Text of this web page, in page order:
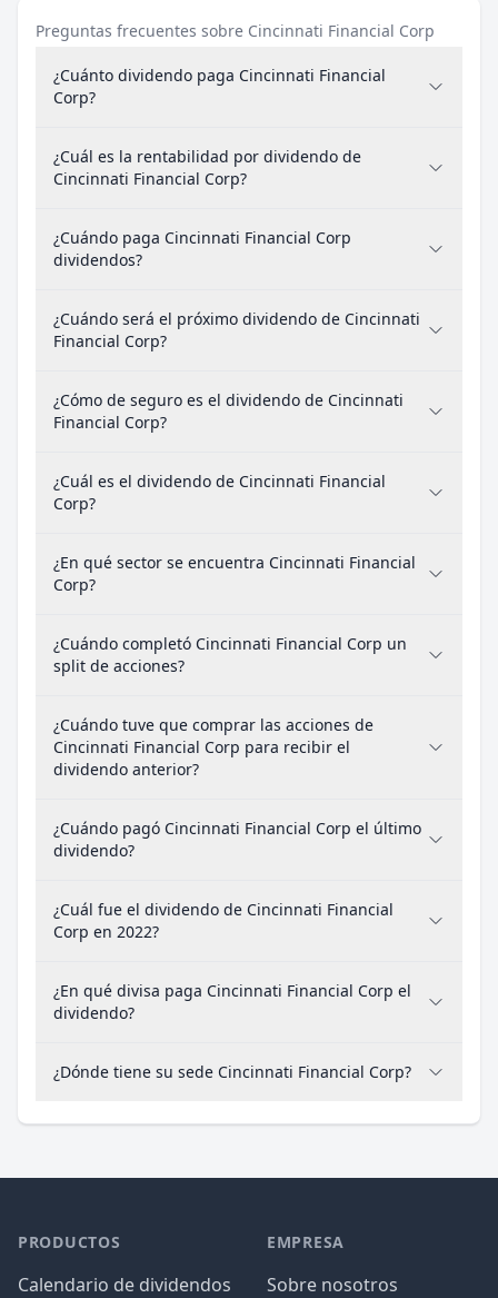
Preguntas frecuentes sobre Cincinnati Financial Corp
¿Cuánto dividendo paga Cincinnati Financial
Corp?
¿Cuál es la rentabilidad por dividendo de
Cincinnati Financial Corp?
¿Cuándo paga Cincinnati Financial Corp
dividendos?
¿Cuándo será el próximo dividendo de Cincinnati
Financial Corp?
¿Cómo de seguro es el dividendo de Cincinnati
Financial Corp?
¿Cuál es el dividendo de Cincinnati Financial
Corp?
¿En qué sector se encuentra Cincinnati Financial
Corp?
¿Cuándo completó Cincinnati Financial Corp un
split de acciones?
¿Cuándo tuve que comprar las acciones de
Cincinnati Financial Corp para recibir el
dividendo anterior?
¿Cuándo pagó Cincinnati Financial Corp el último
dividendo?
¿Cuál fue el dividendo de Cincinnati Financial
Corp en 2022?
¿En qué divisa paga Cincinnati Financial Corp el
dividendo?
¿Dónde tiene su sede Cincinnati Financial Corp?
PRODUCTOS
Calendario de dividendos
EMPRESA
Sobre nosotros